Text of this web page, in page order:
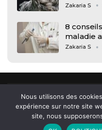
Zakaria S
8
maladie
Zakaria S
© 2026 - Arkham, news et
Nous utilisons des
expérience sur notre site
site, nous